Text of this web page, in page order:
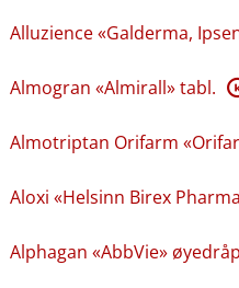
Alluzience «Galderma,
Almogran «Almirall» tabl. K
Almotriptan Orifarm
Aloxi «Helsinn Birex
Alphagan «AbbVie»